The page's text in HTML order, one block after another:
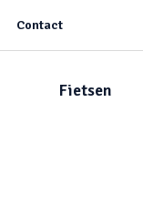
Contact
Fietsen